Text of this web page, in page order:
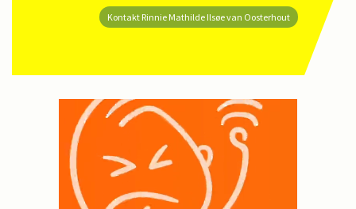
Kontakt Rinnie Mathilde Ilsøe van Oosterhout